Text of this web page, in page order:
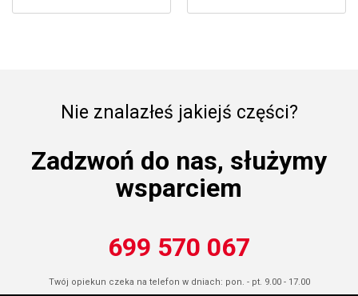
Nie znalazłeś jakiejś części?
Zadzwoń do nas, służymy
wsparciem
699 570 067
Twój opiekun czeka na telefon w dniach: pon. - pt. 9.00 - 17.00